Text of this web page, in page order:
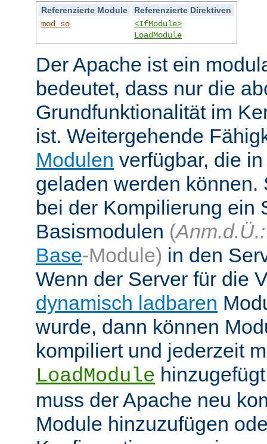
Referenzierte Module
Referenzierte Direktiven
mod_so
<IfModule>
LoadModule
Der Apache ist ein
bedeutet, dass nur die
Grundfunktionalität im
ist. Weitergehende
Modulen verfügbar, die
geladen werden
bei der Kompilierung ein
Basismodulen (Anm.d.Ü.:
Base-Module) in den
Wenn der Server für die
dynamisch ladbaren
wurde, dann können
kompiliert und jederzeit
LoadModule
muss der Apache neu
Module hinzuzufügen